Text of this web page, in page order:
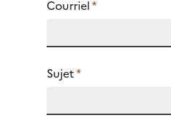
Courriel*
Sujet*